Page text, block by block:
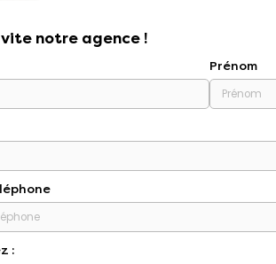
notre agence !
Prénom
: